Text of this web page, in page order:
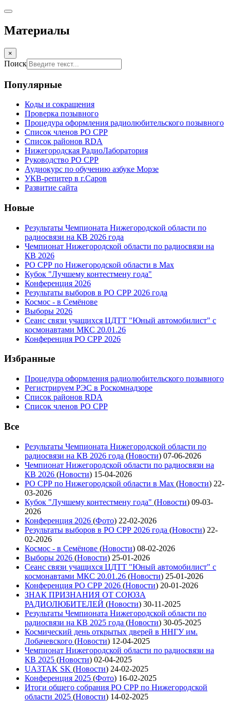
Материалы
×
Поиск
Популярные
Коды и сокращения
Проверка позывного
Процедура оформления радиолюбительского позывного
Список членов РО СРР
Список районов RDA
Нижегородская РадиоЛаборатория
Руководство РО СРР
Аудиокурс по обучению азбуке Морзе
УКВ-репитер в г.Саров
Развитие сайта
Новые
Результаты Чемпионата Нижегородской области по
радиосвязи на КВ 2026 года
Чемпионат Нижегородской области по радиосвязи на
КВ 2026
РО СРР по Нижегородской области в Max
Кубок "Лучшему контестмену года"
Конференция 2026
Результаты выборов в РО СРР 2026 года
Космос - в Семёнове
Выборы 2026
Сеанс связи учащихся ЦДТТ "Юный автомобилист" с
космонавтами МКС 20.01.26
Конференция РО СРР 2026
Избранные
Процедура оформления радиолюбительского позывного
Регистрируем РЭС в Роскомнадзоре
Список районов RDA
Список членов РО СРР
Все
Результаты Чемпионата Нижегородской области по
радиосвязи на КВ 2026 года (Новости) 07-06-2026
Чемпионат Нижегородской области по радиосвязи на
КВ 2026 (Новости) 15-04-2026
РО СРР по Нижегородской области в Max (Новости) 22-
03-2026
Кубок "Лучшему контестмену года" (Новости) 09-03-
2026
Конференция 2026 (Фото) 22-02-2026
Результаты выборов в РО СРР 2026 года (Новости) 22-
02-2026
Космос - в Семёнове (Новости) 08-02-2026
Выборы 2026 (Новости) 25-01-2026
Сеанс связи учащихся ЦДТТ "Юный автомобилист" с
космонавтами МКС 20.01.26 (Новости) 25-01-2026
Конференция РО СРР 2026 (Новости) 20-01-2026
ЗНАК ПРИЗНАНИЯ ОТ СОЮЗА
РАДИОЛЮБИТЕЛЕЙ (Новости) 30-11-2025
Результаты Чемпионата Нижегородской области по
радиосвязи на КВ 2025 года (Новости) 30-05-2025
Космический день открытых дверей в ННГУ им.
Лобачевского (Новости) 12-04-2025
Чемпионат Нижегородской области по радиосвязи на
КВ 2025 (Новости) 02-04-2025
UA3TAK SK (Новости) 24-02-2025
Конференция 2025 (Фото) 16-02-2025
Итоги общего собрания РО СРР по Нижегородской
области 2025 (Новости) 14-02-2025